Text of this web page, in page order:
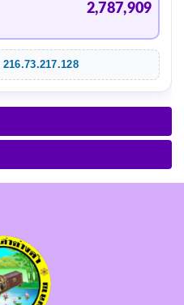
2,787,909
216.73.217.128